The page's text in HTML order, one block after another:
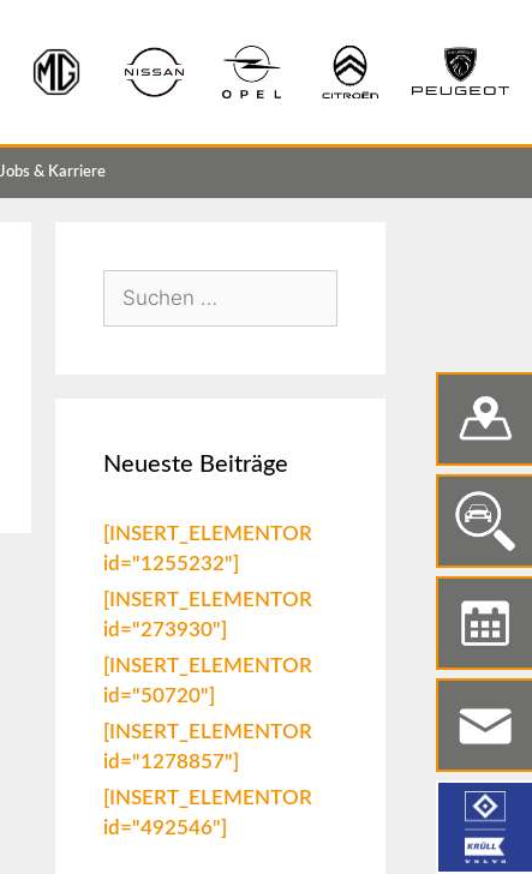
Jobs & Karriere
Neueste Beiträge
[INSERT_ELEMENTOR
id="1255232"]
[INSERT_ELEMENTOR
id="273930"]
[INSERT_ELEMENTOR
id="50720"]
[INSERT_ELEMENTOR
id="1278857"]
[INSERT_ELEMENTOR
id="492546"]